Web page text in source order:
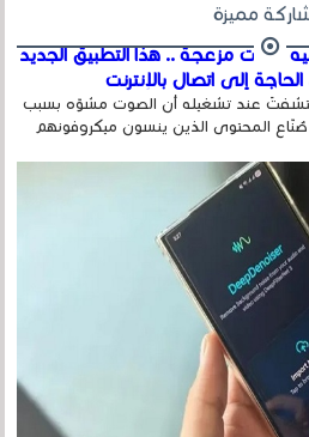
مميزة
أصوت مزعجة .. هذا التطبيق الجديد
إلى اتصال بالإنترنت
عند تشغيله أن الصوت مشوّه بسبب
المحتوى الذين ينسون ميكروفونهم